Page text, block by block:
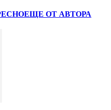
ЕЩЕ ОТ АВТОРА